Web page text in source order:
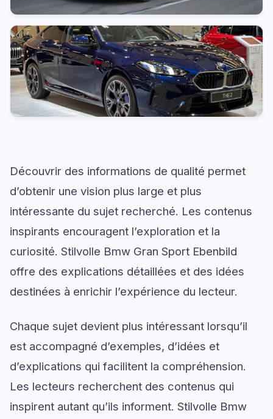
Découvrir des informations de qualité permet
d’obtenir une vision plus large et plus
intéressante du sujet recherché. Les contenus
inspirants encouragent l’exploration et la
curiosité. Stilvolle Bmw Gran Sport Ebenbild
offre des explications détaillées et des idées
destinées à enrichir l’expérience du lecteur.
Chaque sujet devient plus intéressant lorsqu’il
est accompagné d’exemples, d’idées et
d’explications qui facilitent la compréhension.
Les lecteurs recherchent des contenus qui
inspirent autant qu’ils informent. Stilvolle Bmw